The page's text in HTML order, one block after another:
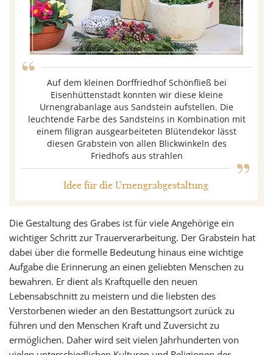
“
Auf dem kleinen Dorffriedhof Schönfließ bei
Eisenhüttenstadt konnten wir diese kleine
Urnengrabanlage aus Sandstein aufstellen. Die
leuchtende Farbe des Sandsteins in Kombination mit
einem filigran ausgearbeiteten Blütendekor lässt
diesen Grabstein von allen Blickwinkeln des
Friedhofs aus strahlen
„
Idee für die Urnengrabgestaltung
Die Gestaltung des Grabes ist für viele Angehörige ein
wichtiger Schritt zur Trauerverarbeitung. Der Grabstein hat
dabei über die formelle Bedeutung hinaus eine wichtige
Aufgabe die Erinnerung an einen geliebten Menschen zu
bewahren. Er dient als Kraftquelle den neuen
Lebensabschnitt zu meistern und die liebsten des
Verstorbenen wieder an den Bestattungsort zurück zu
führen und den Menschen Kraft und Zuversicht zu
ermöglichen. Daher wird seit vielen Jahrhunderten von